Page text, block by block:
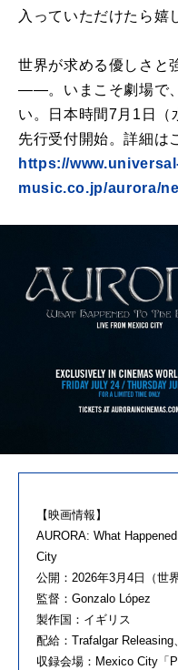
入っていただけたら嬉
世界が求める優しさと
――。いまこそ劇場で
い。日本時間7月1日（
先行受付開始。詳細は
https://
music.co.jp/aurora/
【映画情報】
AURORA: What
City
公開：2026年3月4日（世
監督：Gonzalo López
製作国：イギリス
配給：Trafalgar
収録会場：Mexico City「